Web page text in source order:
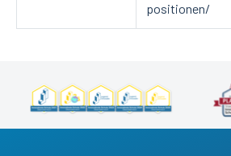
positionen/